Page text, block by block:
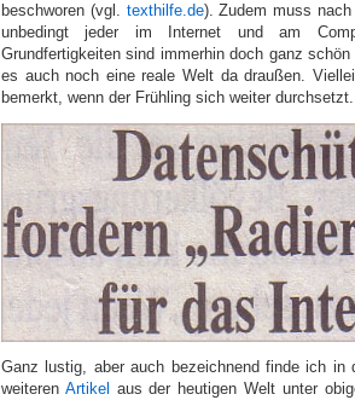
beschworen (vgl. texthilfe.de). Zudem muss
unbedingt jeder im Internet und am
Grundfertigkeiten sind immerhin doch ganz
es auch noch eine reale Welt da draußen.
bemerkt, wenn der Frühling sich weiter durchsetzt.
Ganz lustig, aber auch bezeichnend finde ich in
weiteren Artikel aus der heutigen Welt unter